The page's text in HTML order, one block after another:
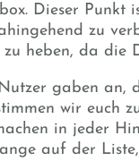
Dieser Punkt
zu
heben, da die
gaben an,
wir euch
in jeder
auf der